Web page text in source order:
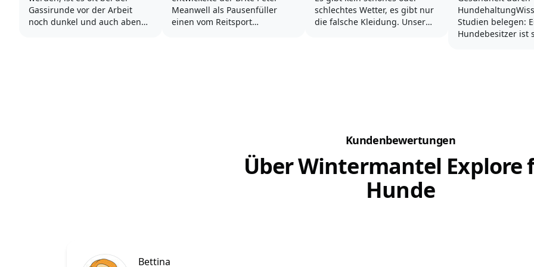
Gassirunde vor der Arbeit
noch dunkel und auch abends
Meanwell als Pausenfüller
einen vom Reitsport
schlechtes Wetter, es gibt nur
die falsche Kleidung. Unser
Studien belegen:
Hundebesitzer ist
Kundenbewertungen
Über Wintermantel Explore
Hunde
Bettina